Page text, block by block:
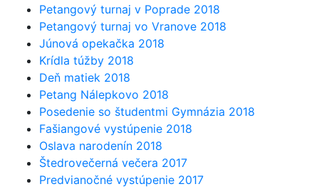
Petangový turnaj v Poprade 2018
Petangový turnaj vo Vranove 2018
Júnová opekačka 2018
Krídla túžby 2018
Deň matiek 2018
Petang Nálepkovo 2018
Posedenie so študentmi Gymnázia 2018
Fašiangové vystúpenie 2018
Oslava narodenín 2018
Štedrovečerná večera 2017
Predvianočné vystúpenie 2017